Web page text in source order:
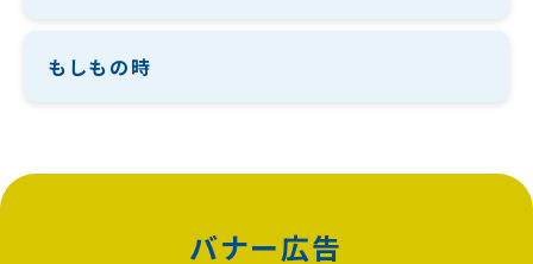
もしもの時
バナー広告